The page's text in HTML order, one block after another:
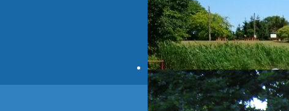
AKTUALNOŚCI CELE